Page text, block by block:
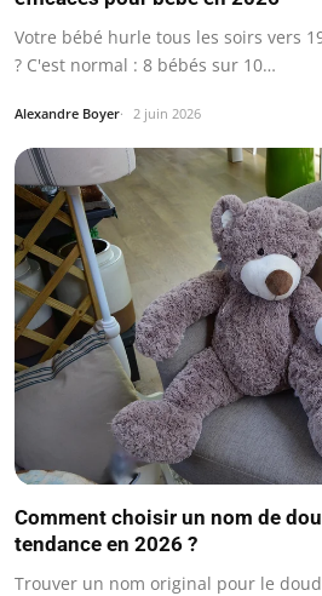
Votre bébé hurle tous les soirs vers
? C'est normal : 8 bébés sur 10…
Alexandre Boyer 2 juin 2026
Comment choisir un nom de
tendance en 2026 ?
Trouver un nom original pour le